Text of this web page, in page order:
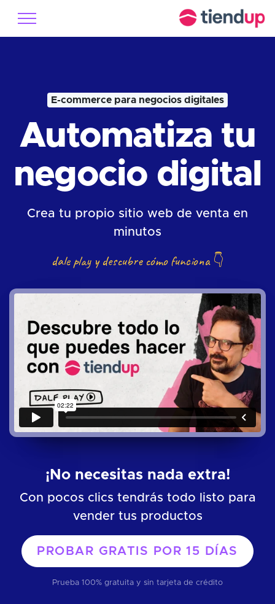
E-commerce para negocios digitales
Automatiza tu
negocio digital
Crea tu propio sitio web de venta en
minutos
dale play y descubre cómo funciona 👇
¡No necesitas nada extra!
Con pocos clics tendrás todo listo para
vender tus productos
PROBAR GRATIS POR15 DÍAS
Prueba 100% gratuita y sin tarjeta de crédito